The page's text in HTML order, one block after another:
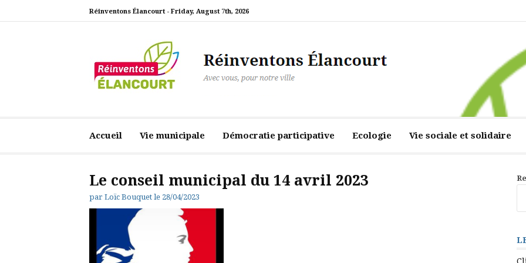
Réinventons Élancourt - Friday, August 7th, 2026
Accueil Vie municipale Démocratie participative Ecologie Vie sociale et solidaire
Le conseil municipal du 14 avril 2023
par Loïc Bouquet le 28/04/2023